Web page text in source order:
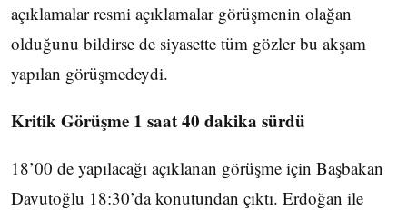
açıklamalar resmi açıklamalar görüşmenin olağan
olduğunu bildirse de siyasette tüm gözler bu akşam
yapılan görüşmedeydi.
Kritik Görüşme 1 saat 40 dakika sürdü
18’00 de yapılacağı açıklanan görüşme için Başbakan
Davutoğlu 18:30’da konutundan çıktı. Erdoğan ile